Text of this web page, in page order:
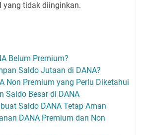
yang tidak diinginkan.
Belum Premium?
Saldo Jutaan di DANA?
Non Premium yang Perlu Diketahui
Saldo Besar di DANA
Saldo DANA Tetap Aman
DANA Premium dan Non